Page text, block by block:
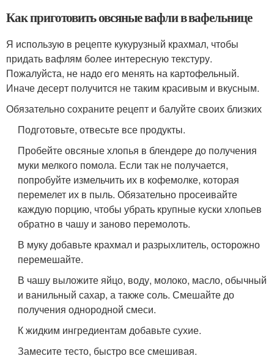
Как приготовить овсяные вафли в вафельнице
Я использую в рецепте кукурузный крахмал, чтобы
придать вафлям более интересную текстуру.
Пожалуйста, не надо его менять на картофельный.
Иначе десерт получится не таким красивым и вкусным.
Обязательно сохраните рецепт и балуйте своих близких
Подготовьте, отвесьте все продукты.
Пробейте овсяные хлопья в блендере до получения
муки мелкого помола. Если так не получается,
попробуйте измельчить их в кофемолке, которая
перемелет их в пыль. Обязательно просеивайте
каждую порцию, чтобы убрать крупные куски хлопьев
обратно в чашу и заново перемолоть.
В муку добавьте крахмал и разрыхлитель, осторожно
перемешайте.
В чашу выложите яйцо, воду, молоко, масло, обычный
и ванильный сахар, а также соль. Смешайте до
получения однородной смеси.
К жидким ингредиентам добавьте сухие.
Замесите тесто, быстро все смешивая.